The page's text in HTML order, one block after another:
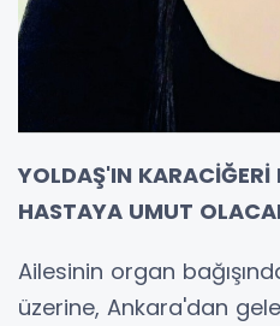
YOLDAŞ'IN
HASTAYA UMUT
Ailesinin organ
üzerine, Ankara'dan